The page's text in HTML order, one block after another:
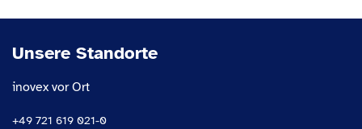
Unsere Standorte
inovex vor Ort
+49 721 619 021-0